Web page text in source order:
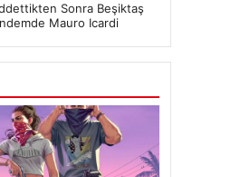
Sonra Beşiktaş
Mauro Icardi